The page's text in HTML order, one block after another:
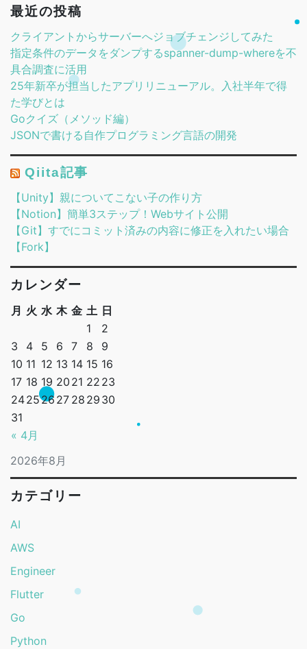
最近の投稿
クライアントからサーバーへジョブチェンジしてみた
指定条件のデータをダンプするspanner-dump-whereを不
具合調査に活用
25年新卒が担当したアプリリニューアル。入社半年で得
た学びとは
Goクイズ（メソッド編）
JSONで書ける自作プログラミング言語の開発
Qiita記事
【Unity】親についてこない子の作り方
【Notion】簡単3ステップ！Webサイト公開
【Git】すでにコミット済みの内容に修正を入れたい場合
【Fork】
カレンダー
2026年8月
月 火 水 木 金 土 日
« 4月
1
2
3
4 5 6 7 8
9
10 11 12 13 14 15 16
17 18 19 20 21 22 23
242526 27 28 29 30
31
カテゴリー
AI
AWS
Engineer
Flutter
Go
Python